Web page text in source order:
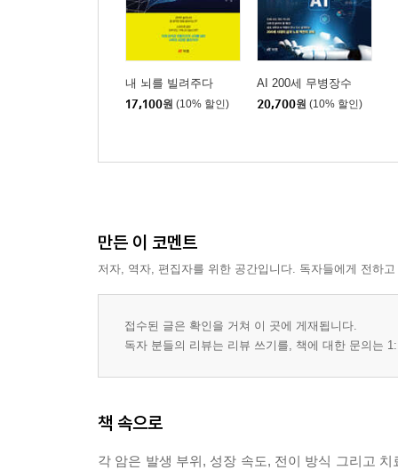
내 뇌를 빌려주다
17,100원 (10% 할인)
AI 200세 무병장수
20,700원 (10% 할인)
만든 이 코멘트
저자, 역자, 편집자를 위한 공간입니다. 독자들에게 전하
접수된 글은 확인을 거쳐 이 곳에 게재됩니다.
독자 분들의 리뷰는 리뷰 쓰기를, 책에 대한 문의는
책 속으로
각 암은 발생 부위, 성장 속도, 전이 방식 그리고